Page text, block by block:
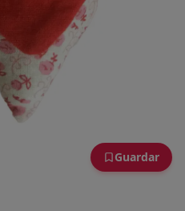
Guardar